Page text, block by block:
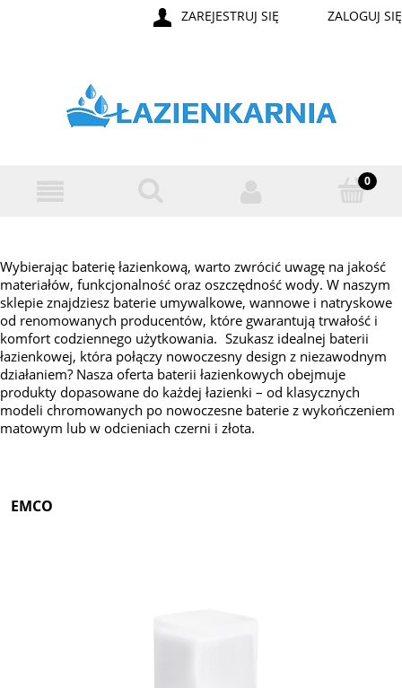
ZAREJESTRUJ SIĘ ZALOGUJ SIĘ
Wybierając baterię łazienkową, warto zwrócić uwagę na jakość
materiałów, funkcjonalność oraz oszczędność wody. W naszym
sklepie znajdziesz baterie umywalkowe, wannowe i natryskowe
od renomowanych producentów, które gwarantują trwałość i
komfort codziennego użytkowania. Szukasz idealnej baterii
łazienkowej, która połączy nowoczesny design z niezawodnym
działaniem? Nasza oferta baterii łazienkowych obejmuje
produkty dopasowane do każdej łazienki – od klasycznych
modeli chromowanych po nowoczesne baterie z wykończeniem
matowym lub w odcieniach czerni i złota.
EMCO